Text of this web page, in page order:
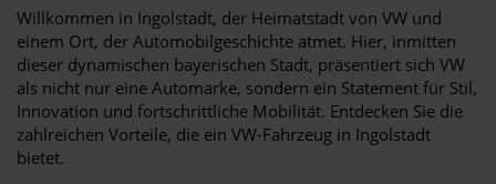
Willkommen in Ingolstadt, der Heimatstadt von VW und
einem Ort, der Automobilgeschichte atmet. Hier, inmitten
dieser dynamischen bayerischen Stadt, präsentiert sich VW
als nicht nur eine Automarke, sondern ein Statement für Stil,
Innovation und fortschrittliche Mobilität. Entdecken Sie die
zahlreichen Vorteile, die ein VW-Fahrzeug in Ingolstadt
bietet.